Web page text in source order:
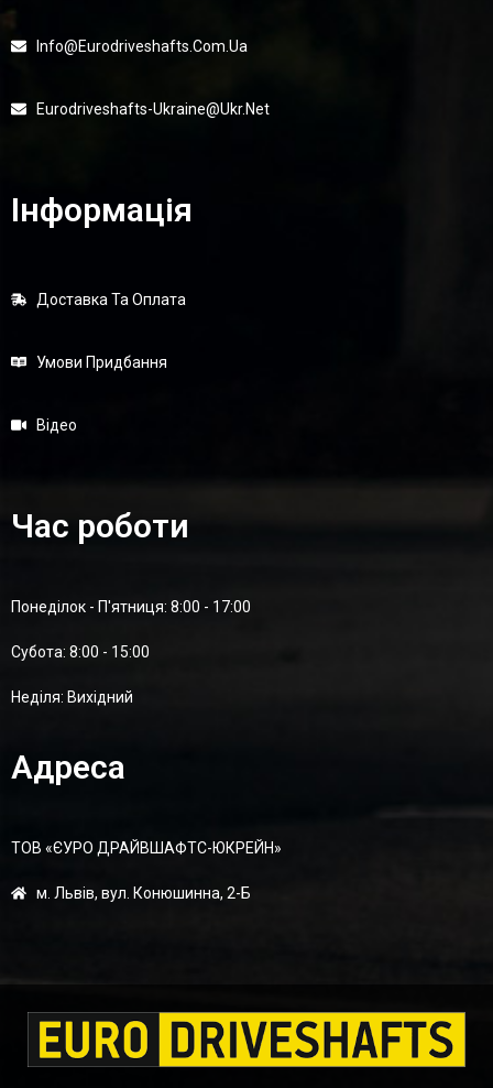
Info@eurodriveshafts.com.ua
Eurodriveshafts-Ukraine@ukr.net
Інформація
Доставка Та Оплата
Умови Придбання
Відео
Час роботи
Понеділок - П'ятниця: 8:00 - 17:00
Суботa: 8:00 - 15:00
Неділя: Вихідний
Адреса
ТОВ «ЄУРО ДРАЙВШАФТC-ЮКРЕЙН»
м. Львів, вул. Конюшинна, 2-Б